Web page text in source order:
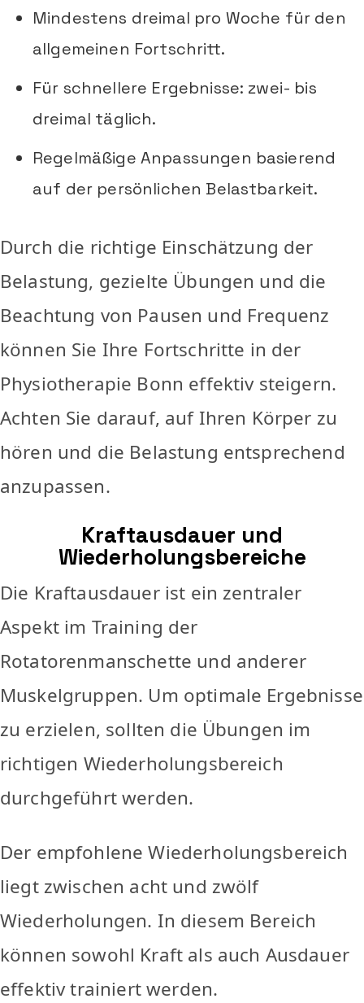
Mindestens dreimal pro Woche für den
allgemeinen Fortschritt.
Für schnellere Ergebnisse: zwei- bis
dreimal täglich.
Regelmäßige Anpassungen basierend
auf der persönlichen Belastbarkeit.
Durch die richtige Einschätzung der
Belastung, gezielte Übungen und die
Beachtung von Pausen und Frequenz
können Sie Ihre Fortschritte in der
Physiotherapie Bonn effektiv steigern.
Achten Sie darauf, auf Ihren Körper zu
hören und die Belastung entsprechend
anzupassen.
Kraftausdauer und
Wiederholungsbereiche
Die Kraftausdauer ist ein zentraler
Aspekt im Training der
Rotatorenmanschette und anderer
Muskelgruppen. Um optimale Ergebnisse
zu erzielen, sollten die Übungen im
richtigen Wiederholungsbereich
durchgeführt werden.
Der empfohlene Wiederholungsbereich
liegt zwischen acht und zwölf
Wiederholungen. In diesem Bereich
können sowohl Kraft als auch Ausdauer
effektiv trainiert werden.